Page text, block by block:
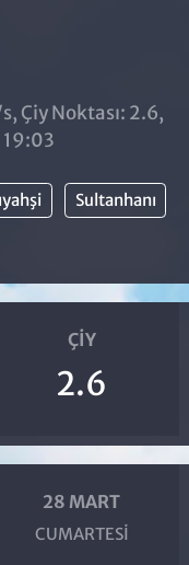
Çiy Noktası: 2.6,
19:03
Sultanhanı
ÇIY
2.6
28 MART
CUMARTESI